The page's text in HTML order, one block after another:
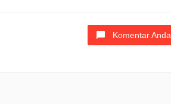
Komentar Anda